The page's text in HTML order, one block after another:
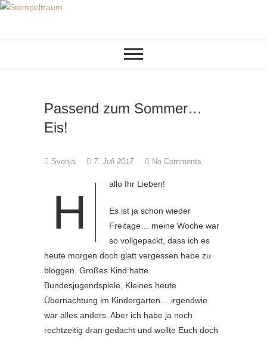
Skip
Stempeltraum
Passend zum Sommer…
Eis!
Svenja 7. Juli 2017 No Comments
H
allo Ihr Lieben!
Es ist ja schon wieder
Freitage… meine Woche war
so vollgepackt, dass ich es
heute morgen doch glatt vergessen habe zu
bloggen. Großes Kind hatte
Bundesjugendspiele, Kleines heute
Übernachtung im Kindergarten… irgendwie
war alles anders. Aber ich habe ja noch
rechtzeitig dran gedacht und wollte Euch doch